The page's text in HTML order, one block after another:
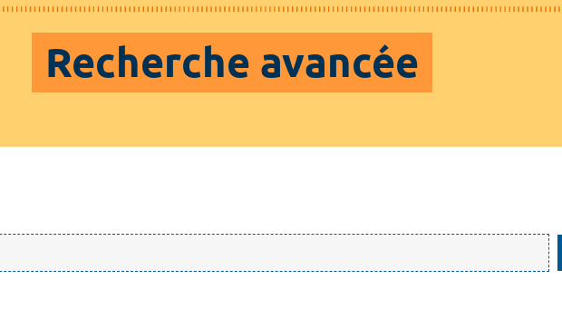
Recherche avancée